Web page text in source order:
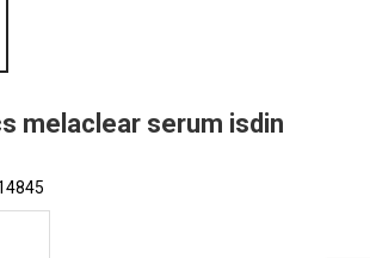
melaclear serum isdin